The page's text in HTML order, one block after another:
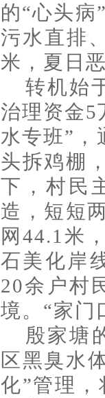
的“心头病
污水直排
米，夏日
转机始
治理资金5
水专班”，
头拆鸡棚
下，村民
造，短短
网44.1米
石美化岸
20余户村
境。“家门
殷家塘
区黑臭水
化”管理